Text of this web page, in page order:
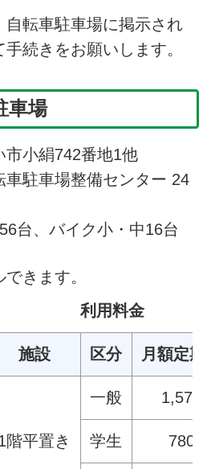
自転車駐車場に掲示され
続きをお願いします。
車場
市小絹742番地1他
車駐車場整備センター 24
台、バイク小・中16台
きます。
利用料金
施設 区分 月額定
階平置き
一般 1,570
学生 780